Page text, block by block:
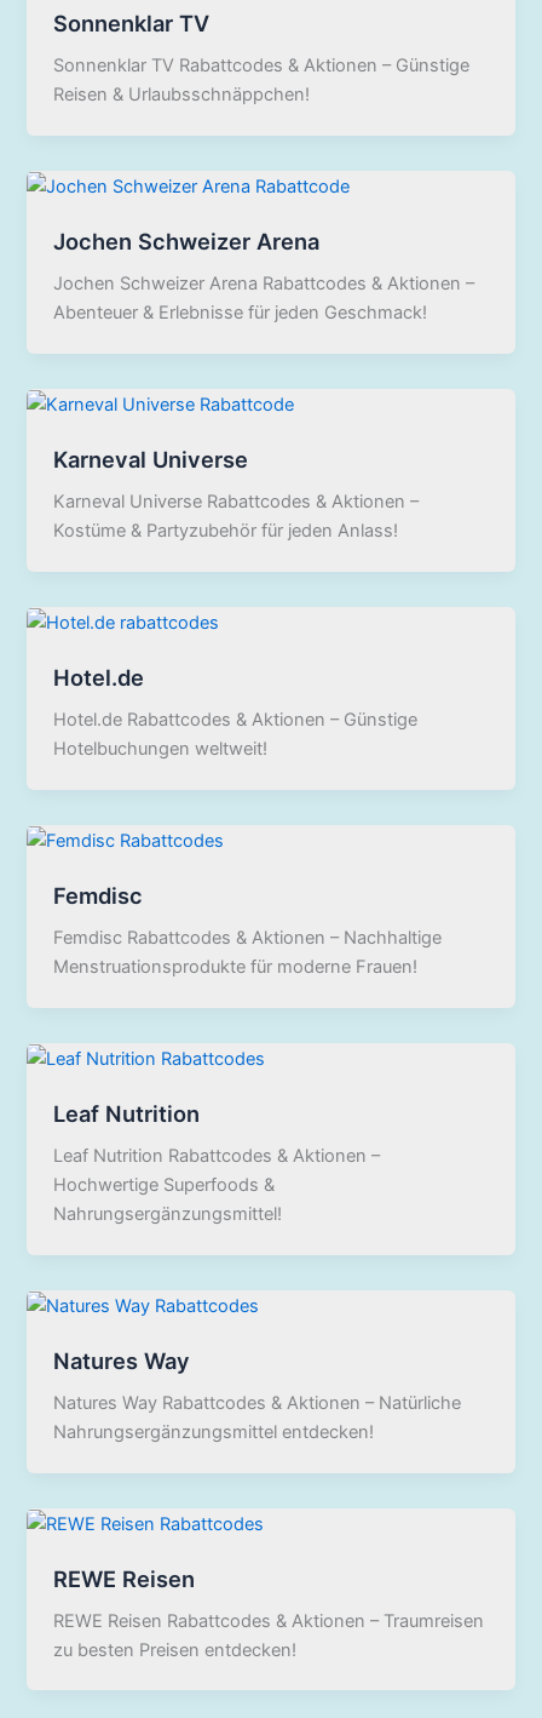
Sonnenklar TV
Sonnenklar TV Rabattcodes & Aktionen – Günstige
Reisen & Urlaubsschnäppchen!
Jochen Schweizer Arena
Jochen Schweizer Arena Rabattcodes & Aktionen –
Abenteuer & Erlebnisse für jeden Geschmack!
Karneval Universe
Karneval Universe Rabattcodes & Aktionen –
Kostüme & Partyzubehör für jeden Anlass!
Hotel.de
Hotel.de Rabattcodes & Aktionen – Günstige
Hotelbuchungen weltweit!
Femdisc
Femdisc Rabattcodes & Aktionen – Nachhaltige
Menstruationsprodukte für moderne Frauen!
Leaf Nutrition
Leaf Nutrition Rabattcodes & Aktionen –
Hochwertige Superfoods &
Nahrungsergänzungsmittel!
Natures Way
Natures Way Rabattcodes & Aktionen – Natürliche
Nahrungsergänzungsmittel entdecken!
REWE Reisen
REWE Reisen Rabattcodes & Aktionen – Traumreisen
zu besten Preisen entdecken!